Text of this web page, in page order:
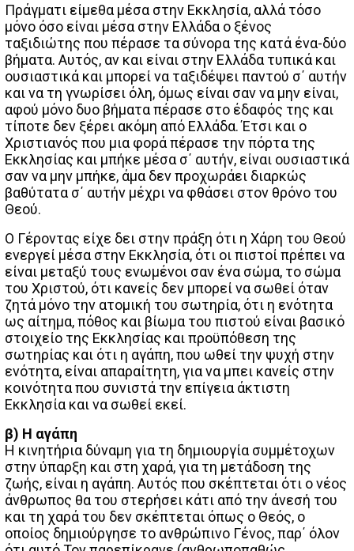
Πράγματι είμεθα μέσα στην Εκκλησία, αλλά τόσο
μόνο όσο είναι μέσα στην Ελλάδα ο ξένος
ταξιδιώτης που πέρασε τα σύνορα της κατά ένα-δύο
βήματα. Αυτός, αν και είναι στην Ελλάδα τυπικά και
ουσιαστικά και μπορεί να ταξιδέψει παντού σ΄ αυτήν
και να τη γνωρίσει όλη, όμως είναι σαν να μην είναι,
αφού μόνο δυο βήματα πέρασε στο έδαφός της και
τίποτε δεν ξέρει ακόμη από Ελλάδα. Έτσι και ο
Χριστιανός που μια φορά πέρασε την πόρτα της
Εκκλησίας και μπήκε μέσα σ΄ αυτήν, είναι ουσιαστικά
σαν να μην μπήκε, άμα δεν προχωράει διαρκώς
βαθύτατα σ΄ αυτήν μέχρι να φθάσει στον θρόνο του
Θεού.
Ο Γέροντας είχε δει στην πράξη ότι η Χάρη του Θεού
ενεργεί μέσα στην Εκκλησία, ότι οι πιστοί πρέπει να
είναι μεταξύ τους ενωμένοι σαν ένα σώμα, το σώμα
του Χριστού, ότι κανείς δεν μπορεί να σωθεί όταν
ζητά μόνο την ατομική του σωτηρία, ότι η ενότητα
ως αίτημα, πόθος και βίωμα του πιστού είναι βασικό
στοιχείο της Εκκλησίας και προϋπόθεση της
σωτηρίας και ότι η αγάπη, που ωθεί την ψυχή στην
ενότητα, είναι απαραίτητη, για να μπει κανείς στην
κοινότητα που συνιστά την επίγεια άκτιστη
Εκκλησία και να σωθεί εκεί.
β) Η αγάπη
Η κινητήρια δύναμη για τη δημιουργία συμμέτοχων
στην ύπαρξη και στη χαρά, για τη μετάδοση της
ζωής, είναι η αγάπη. Αυτός που σκέπτεται ότι ο νέος
άνθρωπος θα του στερήσει κάτι από την άνεσή του
και τη χαρά του δεν σκέπτεται όπως ο Θεός, ο
οποίος δημιούργησε το ανθρώπινο Γένος, παρ΄ όλον